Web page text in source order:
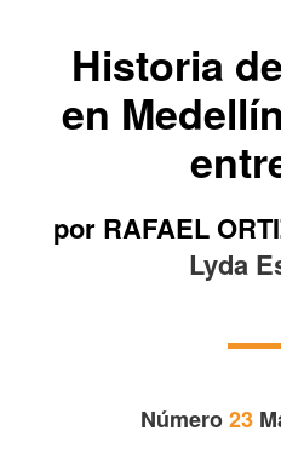
Historia
en
por RAFAEL
Lyda
Número23